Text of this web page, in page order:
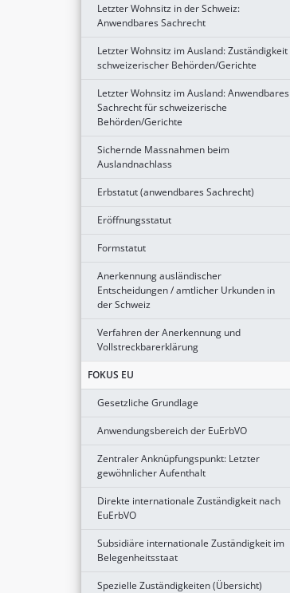
Letzter Wohnsitz in der Schweiz:
Anwendbares Sachrecht
Letzter Wohnsitz im Ausland: Zuständigkeit
schweizerischer Behörden/Gerichte
Letzter Wohnsitz im Ausland: Anwendbares
Sachrecht für schweizerische
Behörden/Gerichte
Sichernde Massnahmen beim
Auslandnachlass
Erbstatut (anwendbares Sachrecht)
Eröffnungsstatut
Formstatut
Anerkennung ausländischer
Entscheidungen / amtlicher Urkunden in
der Schweiz
Verfahren der Anerkennung und
Vollstreckbarerklärung
FOKUS EU
Gesetzliche Grundlage
Anwendungsbereich der EuErbVO
Zentraler Anknüpfungspunkt: Letzter
gewöhnlicher Aufenthalt
Direkte internationale Zuständigkeit nach
EuErbVO
Subsidiäre internationale Zuständigkeit im
Belegenheitsstaat
Spezielle Zuständigkeiten (Übersicht)